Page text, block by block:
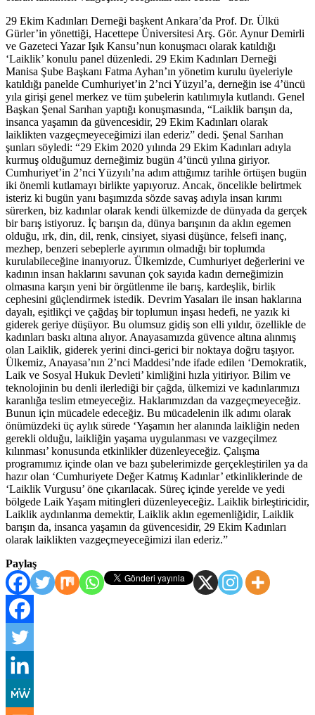
29 Ekim Kadınları Derneği başkent Ankara’da Prof. Dr. Ülkü
Gürler’in yönettiği, Hacettepe Üniversitesi Arş. Gör. Aynur Demirli
ve Gazeteci Yazar Işık Kansu’nun konuşmacı olarak katıldığı
‘Laiklik’ konulu panel düzenledi. 29 Ekim Kadınları Derneği
Manisa Şube Başkanı Fatma Ayhan’ın yönetim kurulu üyeleriyle
katıldığı panelde Cumhuriyet’in 2’nci Yüzyıl’a, derneğin ise 4’üncü
yıla girişi genel merkez ve tüm şubelerin katılımıyla kutlandı. Genel
Başkan Şenal Sarıhan yaptığı konuşmasında, “Laiklik barışın da,
insanca yaşamın da güvencesidir, 29 Ekim Kadınları olarak
laiklikten vazgeçmeyeceğimizi ilan ederiz” dedi. Şenal Sarıhan
şunları söyledi: “29 Ekim 2020 yılında 29 Ekim Kadınları adıyla
kurmuş olduğumuz derneğimiz bugün 4’üncü yılına giriyor.
Cumhuriyet’in 2’nci Yüzyılı’na adım attığımız tarihle örtüşen bugün
iki önemli kutlamayı birlikte yapıyoruz. Ancak, öncelikle belirtmek
isteriz ki bugün yanı başımızda sözde savaş adıyla insan kırımı
sürerken, biz kadınlar olarak kendi ülkemizde de dünyada da gerçek
bir barış istiyoruz. İç barışın da, dünya barışının da aklın egemen
olduğu, ırk, din, dil, renk, cinsiyet, siyasi düşünce, felsefi inanç,
mezhep, benzeri sebeplerle ayırımın olmadığı bir toplumda
kurulabileceğine inanıyoruz. Ülkemizde, Cumhuriyet değerlerini ve
kadının insan haklarını savunan çok sayıda kadın derneğimizin
olmasına karşın yeni bir örgütlenme ile barış, kardeşlik, birlik
cephesini güçlendirmek istedik. Devrim Yasaları ile insan haklarına
dayalı, eşitlikçi ve çağdaş bir toplumun inşası hedefi, ne yazık ki
giderek geriye düşüyor. Bu olumsuz gidiş son elli yıldır, özellikle de
kadınları baskı altına alıyor. Anayasamızda güvence altına alınmış
olan Laiklik, giderek yerini dinci-gerici bir noktaya doğru taşıyor.
Ülkemiz, Anayasa’nın 2’nci Maddesi’nde ifade edilen ‘Demokratik,
Laik ve Sosyal Hukuk Devleti’ kimliğini hızla yitiriyor. Bilim ve
teknolojinin bu denli ilerlediği bir çağda, ülkemizi ve kadınlarımızı
karanlığa teslim etmeyeceğiz. Haklarımızdan da vazgeçmeyeceğiz.
Bunun için mücadele edeceğiz. Bu mücadelenin ilk adımı olarak
önümüzdeki üç aylık sürede ‘Yaşamın her alanında laikliğin neden
gerekli olduğu, laikliğin yaşama uygulanması ve vazgeçilmez
kılınması’ konusunda etkinlikler düzenleyeceğiz. Çalışma
programımız içinde olan ve bazı şubelerimizde gerçekleştirilen ya da
hazır olan ‘Cumhuriyete Değer Katmış Kadınlar’ etkinliklerinde de
‘Laiklik Vurgusu’ öne çıkarılacak. Süreç içinde yerelde ve yedi
bölgede Laik Yaşam mitingleri düzenleyeceğiz. Laiklik birleştiricidir,
Laiklik aydınlanma demektir, Laiklik aklın egemenliğidir, Laiklik
barışın da, insanca yaşamın da güvencesidir, 29 Ekim Kadınları
olarak laiklikten vazgeçmeyeceğimizi ilan ederiz.”
Paylaş